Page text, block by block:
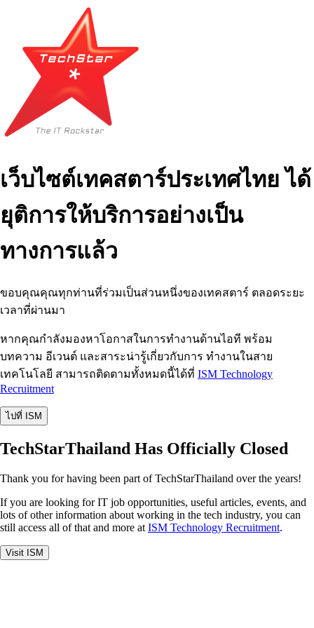
เว็บไซต์เทคสตาร์ประเทศไทย ได้
ยุติการให้บริการอย่างเป็น
ทางการแล้ว
ขอบคุณคุณทุกท่านที่ร่วมเป็นส่วนหนึ่งของเทคสตาร์ ตลอดระยะ
เวลาที่ผ่านมา
หากคุณกำลังมองหาโอกาสในการทำงานด้านไอที พร้อม
บทความ อีเวนต์ และสาระน่ารู้เกี่ยวกับการ ทำงานในสาย
เทคโนโลยี สามารถติดตามทั้งหมดนี้ได้ที่ ISM Technology
Recruitment
ไปที่ ISM
TechStarThailand Has Officially Closed
Thank you for having been part of TechStarThailand over the years!
If you are looking for IT job opportunities, useful articles, events, and
lots of other information about working in the tech industry, you can
still access all of that and more at ISM Technology Recruitment.
Visit ISM